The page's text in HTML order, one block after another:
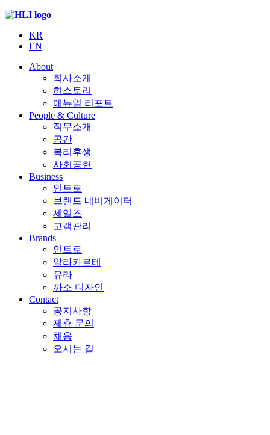
KR
EN
About
회사소개
히스토리
애뉴얼 리포트
People & Culture
직무소개
공간
복리후생
사회공헌
Business
인트로
브랜드 네비게이터
세일즈
고객관리
Brands
인트로
알라카르테
유라
까소 디자인
Contact
공지사항
제휴 문의
채용
오시는 길